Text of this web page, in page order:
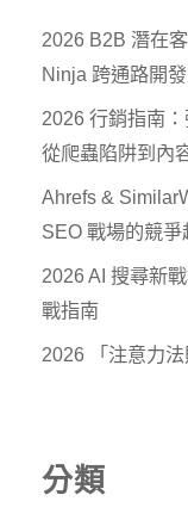
2026 B2B 潛在
Ninja 跨通路開
2026 行銷指南
從爬蟲陷阱到內
Ahrefs &
SEO 戰場的競爭
2026 AI 搜尋新
戰指南
2026 「注意力
分類